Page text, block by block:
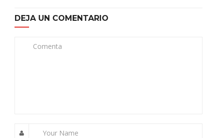
DEJA UN COMENTARIO
Comenta
Your Name